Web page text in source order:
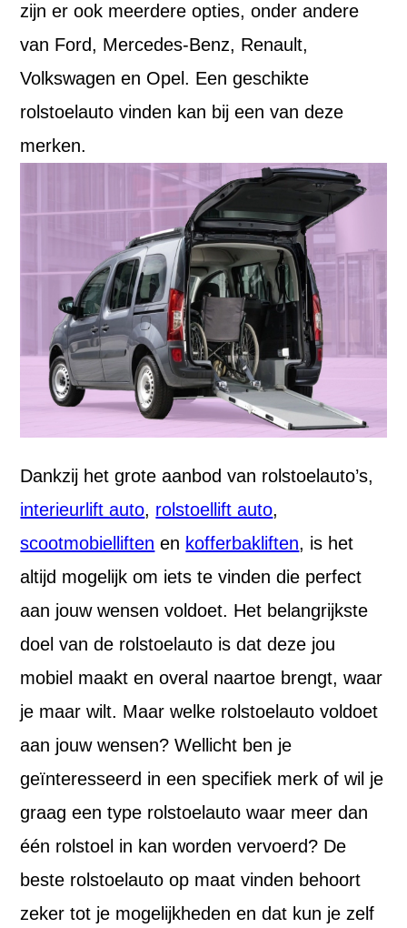
zijn er ook meerdere opties, onder andere
van Ford, Mercedes-Benz, Renault,
Volkswagen en Opel. Een geschikte
rolstoelauto vinden kan bij een van deze
merken.
Dankzij het grote aanbod van rolstoelauto’s,
interieurlift auto, rolstoellift auto,
scootmobielliften en kofferbakliften, is het
altijd mogelijk om iets te vinden die perfect
aan jouw wensen voldoet. Het belangrijkste
doel van de rolstoelauto is dat deze jou
mobiel maakt en overal naartoe brengt, waar
je maar wilt. Maar welke rolstoelauto voldoet
aan jouw wensen? Wellicht ben je
geïnteresseerd in een specifiek merk of wil je
graag een type rolstoelauto waar meer dan
één rolstoel in kan worden vervoerd? De
beste rolstoelauto op maat vinden behoort
zeker tot je mogelijkheden en dat kun je zelf